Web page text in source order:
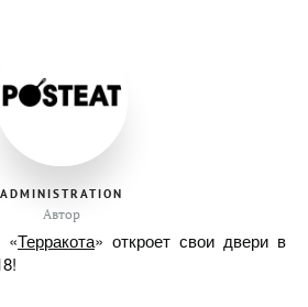
ADMINISTRATION
Автор
«Терракота» откроет свои двери в